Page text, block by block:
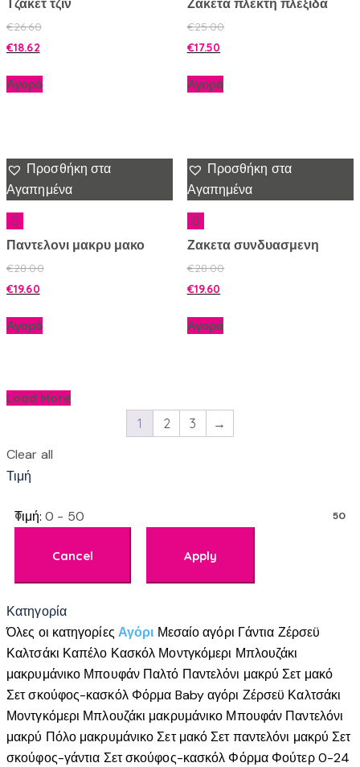
€26.60
€18.62
Αγορά
€25.00
€17.50
Αγορά
Προσθήκη στα
Αγαπημένα
Παντελονι μακρυ μακο
€28.00
€19.60
Αγορά
Προσθήκη στα
Αγαπημένα
Ζακετα συνδυασμενη
€28.00
€19.60
Αγορά
Load More
1 2 3 →
Clear all
Τιμή
0 50
Τιμή: 0 - 50
Κατηγορία
Όλες οι κατηγορίες Αγόρι Μεσαίο αγόρι Γάντια Ζέρσεϋ
Καλτσάκι Καπέλο Κασκόλ Μοντγκόμερι Μπλουζάκι
μακρυμάνικο Μπουφάν Παλτό Παντελόνι μακρύ Σετ μακό
Σετ σκούφος-κασκόλ Φόρμα Baby αγόρι Ζέρσεϋ Καλτσάκι
Μοντγκόμερι Μπλουζάκι μακρυμάνικο Μπουφάν Παντελόνι
μακρύ Πόλο μακρυμάνικο Σετ μακό Σετ παντελόνι μακρύ Σετ
σκούφος-γάντια Σετ σκούφος-κασκόλ Φόρμα Φούτερ 0-24